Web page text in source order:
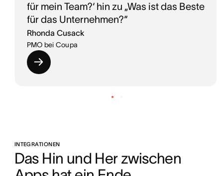
für mein Team?‘ hin zu „Was ist das Beste
für das Unternehmen?“
Rhonda Cusack
PMO bei Coupa
INTEGRATIONEN
Das Hin und Her zwischen